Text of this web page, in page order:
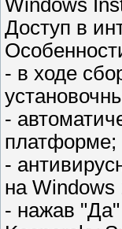
Windows
Доступ в
- в ходе
-
платформе;
-
на Windоws
- нажав "Да"